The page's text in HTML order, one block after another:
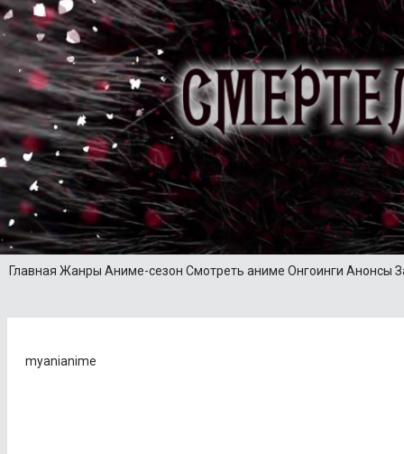
Главная Жанры Аниме-сезон Смотреть аниме Онгоинги Анонсы
myanianime